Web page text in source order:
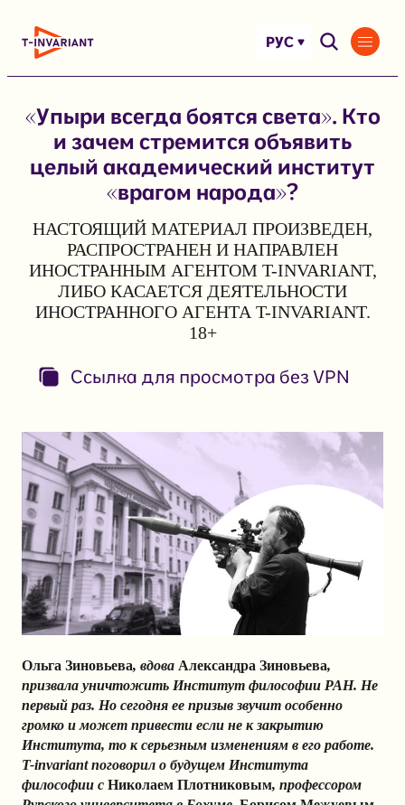
РУС
«Упыри всегда боятся света». Кто
и зачем стремится объявить
целый академический институт
«врагом народа»?
НАСТОЯЩИЙ МАТЕРИАЛ ПРОИЗВЕДЕН,
РАСПРОСТРАНЕН И НАПРАВЛЕН
ИНОСТРАННЫМ АГЕНТОМ T-INVARIANT,
ЛИБО КАСАЕТСЯ ДЕЯТЕЛЬНОСТИ
ИНОСТРАННОГО АГЕНТА T-INVARIANT.
18+
Ссылка для просмотра без VPN
Ольга Зиновьева, вдова Александра Зиновьева,
призвала уничтожить Институт философии РАН. Не
первый раз. Но сегодня ее призыв звучит особенно
громко и может привести если не к закрытию
Института, то к серьезным изменениям в его работе.
T-invariant поговорил о будущем Института
философии с Николаем Плотниковым, профессором